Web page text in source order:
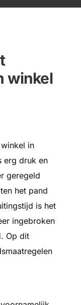
winkel
in
erg druk en
geregeld
het pand
is het
ingebroken
Op dit